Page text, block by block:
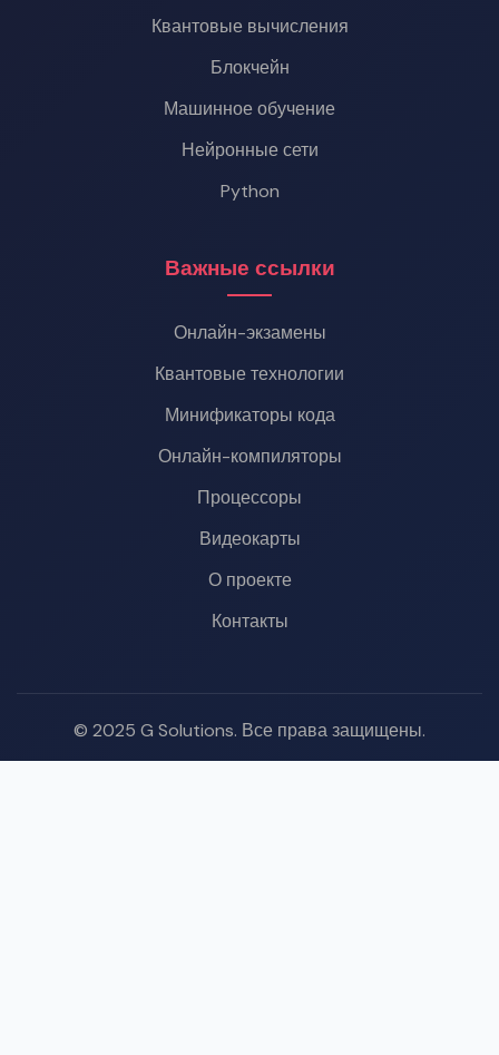
Квантовые вычисления
Блокчейн
Машинное обучение
Нейронные сети
Python
Важные ссылки
Онлайн-экзамены
Квантовые технологии
Минификаторы кода
Онлайн-компиляторы
Процессоры
Видеокарты
О проекте
Контакты
© 2025 G Solutions. Все права защищены.